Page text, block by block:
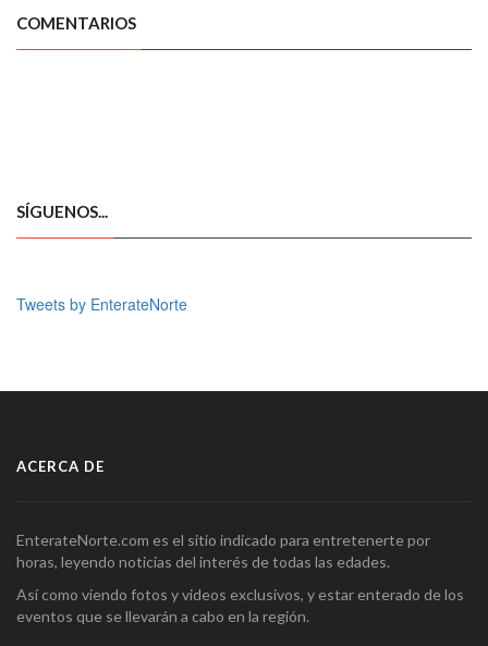
COMENTARIOS
SÍGUENOS...
Tweets by EnterateNorte
ACERCA DE
EnterateNorte.com es el sitio indicado para entretenerte por
horas, leyendo noticias del interés de todas las edades.
Así como viendo fotos y videos exclusivos, y estar enterado de los
eventos que se llevarán a cabo en la región.